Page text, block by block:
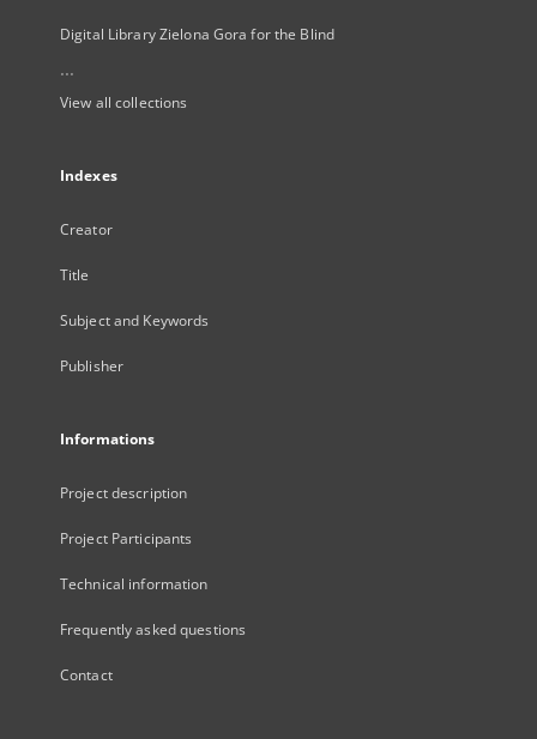
Digital Library Zielona Gora for the Blind
...
View all collections
Indexes
Creator
Title
Subject and Keywords
Publisher
Informations
Project description
Project Participants
Technical information
Frequently asked questions
Contact